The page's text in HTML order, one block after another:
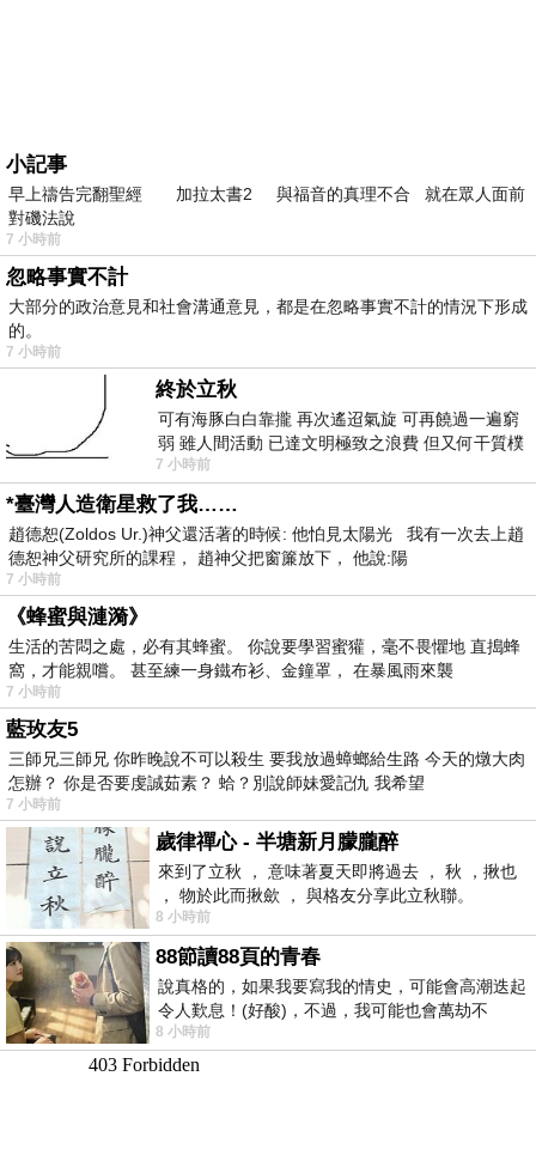
小記事
早上禱告完翻聖經 加拉太書2 與福音的真理不合 就在眾人面前
對磯法說
7 小時前
忽略事實不計
大部分的政治意見和社會溝通意見，都是在忽略事實不計的情況下形成
的。
7 小時前
終於立秋
可有海豚白白靠攏 再次遙迢氣旋 可再饒過一遍窮
弱 雖人間活動 已達文明極致之浪費 但又何干質樸
者 只能白白陪葬
7 小時前
*臺灣人造衛星救了我……
趙德恕(Zoldos Ur.)神父還活著的時候: 他怕見太陽光 我有一次去上趙
德恕神父研究所的課程， 趙神父把窗簾放下， 他說:陽
7 小時前
《蜂蜜與漣漪》
生活的苦悶之處，必有其蜂蜜。 你說要學習蜜獾，毫不畏懼地 直搗蜂
窩，才能親嚐。 甚至練一身鐵布衫、金鐘罩， 在暴風雨來襲
7 小時前
藍玫友5
三師兄三師兄 你昨晚說不可以殺生 要我放過蟑螂給生路 今天的燉大肉
怎辦？ 你是否要虔誠茹素？ 蛤？別說師妹愛記仇 我希望
7 小時前
歲律禪心 - 半塘新月朦朧醉
來到了立秋 ， 意味著夏天即將過去 ， 秋 ，揪也
， 物於此而揪歛 ， 與格友分享此立秋聯。
8 小時前
88節讀88頁的青春
說真格的，如果我要寫我的情史，可能會高潮迭起
令人歎息！(好酸)，不過，我可能也會萬劫不
復...，每天跪鍵盤還是被判了花心的罪
8 小時前